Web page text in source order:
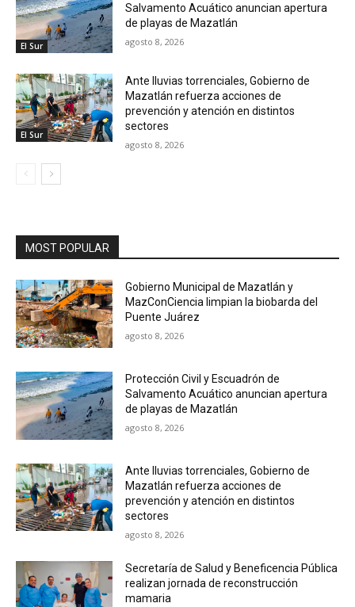
El Sur
Salvamento Acuático anuncian apertura
de playas de Mazatlán
agosto 8, 2026
El Sur
Ante lluvias torrenciales, Gobierno de
Mazatlán refuerza acciones de
prevención y atención en distintos
sectores
agosto 8, 2026
MOST POPULAR
Gobierno Municipal de Mazatlán y
MazConCiencia limpian la biobarda del
Puente Juárez
agosto 8, 2026
Protección Civil y Escuadrón de
Salvamento Acuático anuncian apertura
de playas de Mazatlán
agosto 8, 2026
Ante lluvias torrenciales, Gobierno de
Mazatlán refuerza acciones de
prevención y atención en distintos
sectores
agosto 8, 2026
Secretaría de Salud y Beneficencia Pública
realizan jornada de reconstrucción
mamaria